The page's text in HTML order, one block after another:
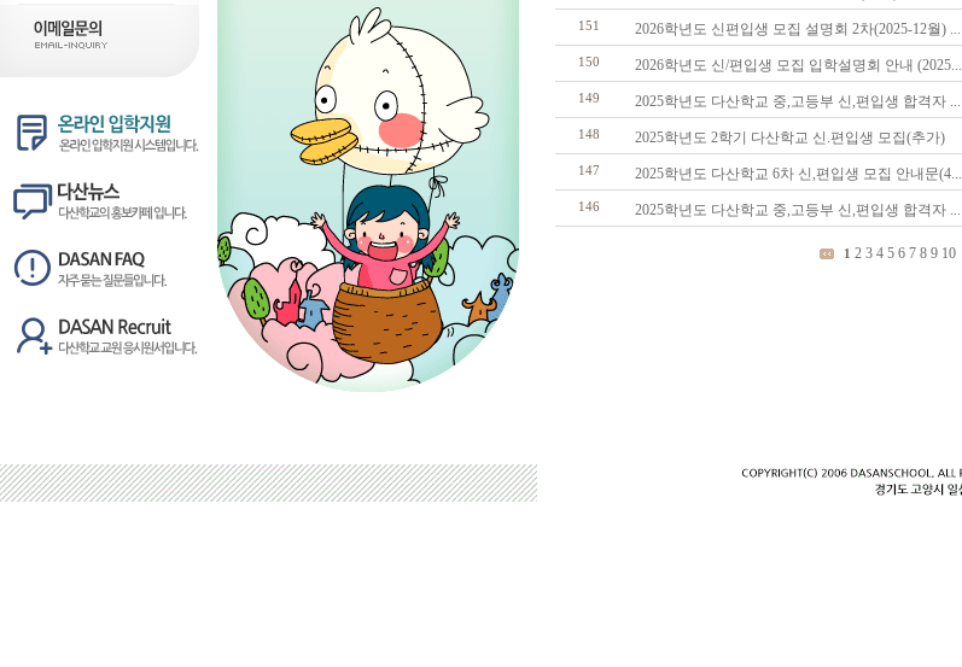
151 2026학년도 신편입생 모집 설명회 2차(2025-12월) ...
150 2026학년도 신/편입생 모집 입학설명회 안내 (2025...
149 2025학년도 다산학교 중,고등부 신,편입생 합격자 ...
148 2025학년도 2학기 다산학교 신.편입생 모집(추가)
147 2025학년도 다산학교 6차 신,편입생 모집 안내문(4...
146 2025학년도 다산학교 중,고등부 신,편입생 합격자 ...
1 2 3 4 5 6 7 8 9 10